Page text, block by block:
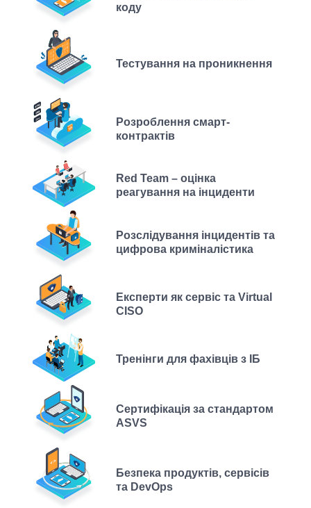
коду
Тестування на проникнення
Розроблення смарт-
контрактів
Red Team – оцінка
реагування на інциденти
Розслідування інцидентів та
цифрова криміналістика
Експерти як сервіс та Virtual
CISO
Тренінги для фахівців з ІБ
Сертифікація за стандартом
ASVS
Безпека продуктів, сервісів
та DevOps